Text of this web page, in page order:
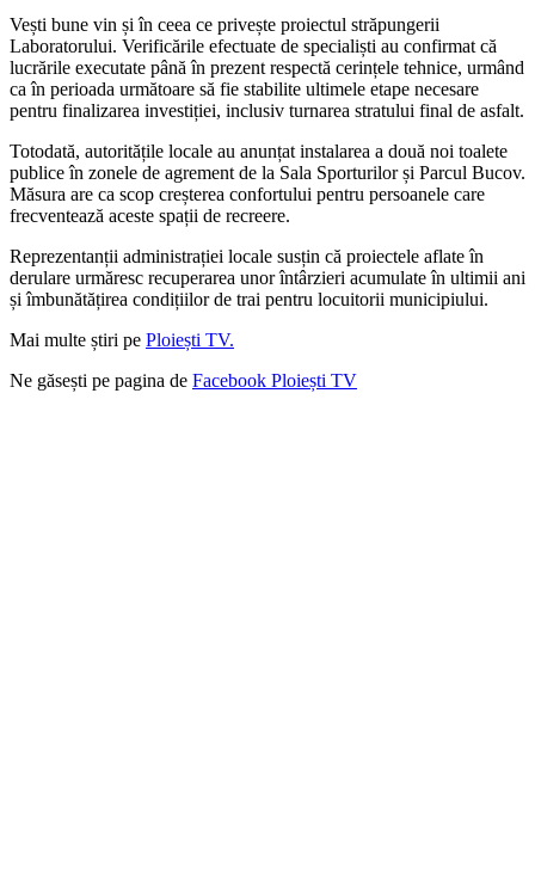
Vești bune vin și în ceea ce privește proiectul străpungerii
Laboratorului. Verificările efectuate de specialiști au confirmat că
lucrările executate până în prezent respectă cerințele tehnice, urmând
ca în perioada următoare să fie stabilite ultimele etape necesare
pentru finalizarea investiției, inclusiv turnarea stratului final de asfalt.
Totodată, autoritățile locale au anunțat instalarea a două noi toalete
publice în zonele de agrement de la Sala Sporturilor și Parcul Bucov.
Măsura are ca scop creșterea confortului pentru persoanele care
frecventează aceste spații de recreere.
Reprezentanții administrației locale susțin că proiectele aflate în
derulare urmăresc recuperarea unor întârzieri acumulate în ultimii ani
și îmbunătățirea condițiilor de trai pentru locuitorii municipiului.
Mai multe știri pe Ploiești TV.
Ne găsești pe pagina de Facebook Ploiești TV